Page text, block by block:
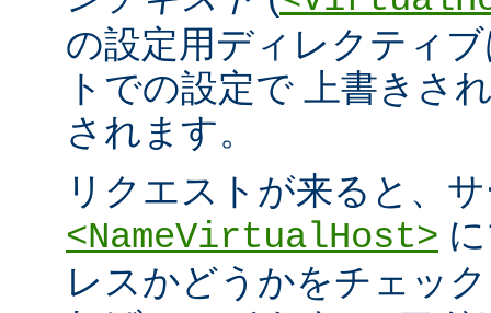
の設定用ディレクティ
トでの設定で 上書きさ
されます。
リクエストが来ると、
<NameVirtualHost>
レスかどうかをチェッ